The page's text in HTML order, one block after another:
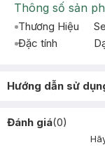
Thông số sản
Thương Hiệu
Đặc tính
Hướng dẫn sử
Đánh giá(0)